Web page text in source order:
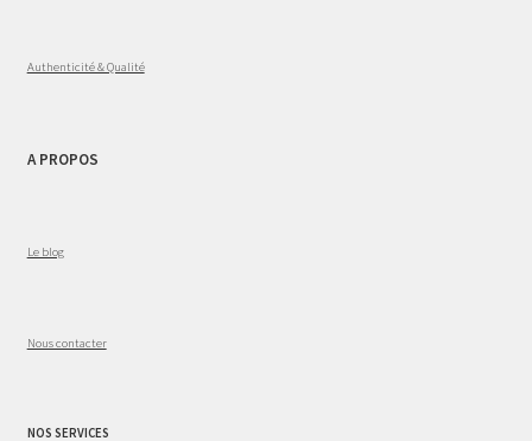
Authenticité & Qualité
A PROPOS
Le blog
Nous contacter
NOS SERVICES